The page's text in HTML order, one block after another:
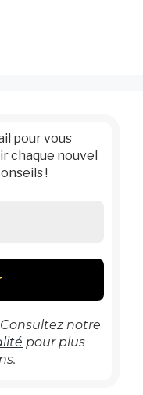
pour vous
chaque nouvel
!
notre
pour plus